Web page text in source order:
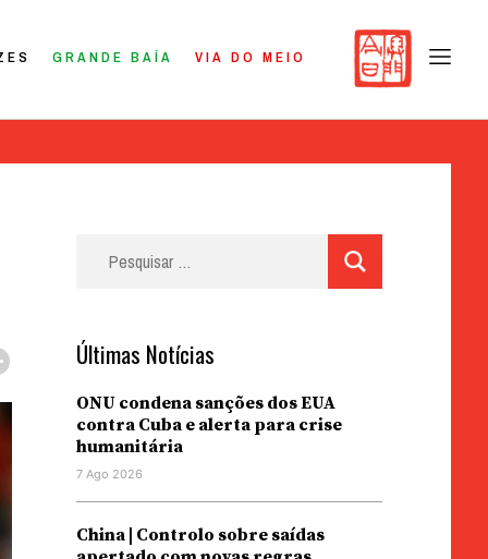
GRANDE BAÍA VIA DO MEIO
Últimas Notícias
ONU condena sanções dos EUA
contra Cuba e alerta para crise
humanitária
7 Ago 2026
China | Controlo sobre saídas